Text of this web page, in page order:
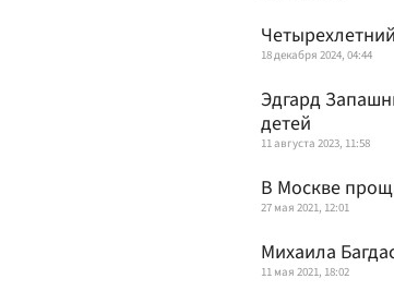
18 декабря 2024, 04:44
Эдгард
детей
11 августа 2023, 11:58
В Москве
27 мая 2021, 12:01
Михаила
11 мая 2021, 18:02